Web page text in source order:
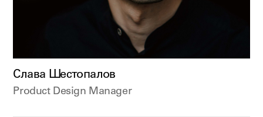
Слава Шестопалов
Product Design Manager